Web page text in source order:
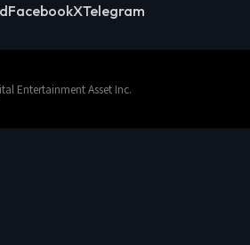
FacebookXTelegram
Entertainment Asset Inc.